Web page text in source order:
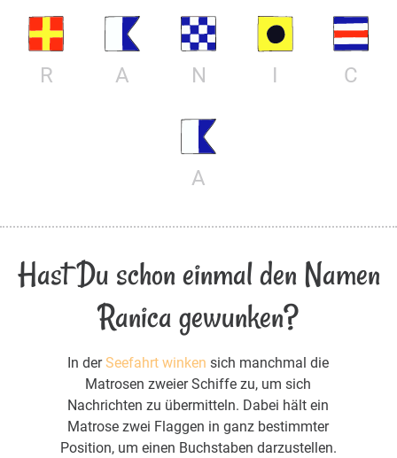
R A N I C
A
Hast Du schon einmal den Namen
Ranica gewunken?
In derSeefahrt winken sich manchmal die
Matrosen zweier Schiffe zu, um sich
Nachrichten zu übermitteln. Dabei hält ein
Matrose zwei Flaggen in ganz bestimmter
Position, um einen Buchstaben darzustellen.